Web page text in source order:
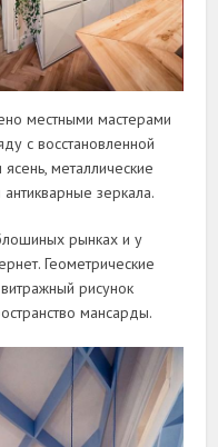
местными мастерами
с восстановленной
металлические
зеркала.
рынках и у
Геометрические
рисунок
мансарды.